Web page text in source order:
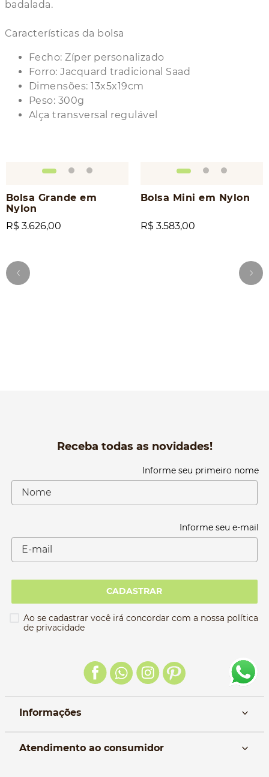
badalada.
Características da bolsa
Fecho: Zíper personalizado
Forro: Jacquard tradicional Saad
Dimensões: 13x5x19cm
Peso: 300g
Alça transversal regulável
Bolsa Grande em
Nylon
R$ 3.626,00
Bolsa Mini em Nylon
R$ 3.583,00
Receba todas as novidades!
Informe seu primeiro nome
Informe seu e-mail
CADASTRAR
Ao se cadastrar você irá concordar com a nossa política
de privacidade
Informações
Atendimento ao consumidor